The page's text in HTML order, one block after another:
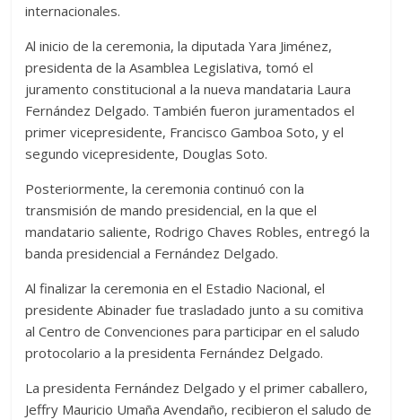
internacionales.
Al inicio de la ceremonia, la diputada Yara Jiménez,
presidenta de la Asamblea Legislativa, tomó el
juramento constitucional a la nueva mandataria Laura
Fernández Delgado. También fueron juramentados el
primer vicepresidente, Francisco Gamboa Soto, y el
segundo vicepresidente, Douglas Soto.
Posteriormente, la ceremonia continuó con la
transmisión de mando presidencial, en la que el
mandatario saliente, Rodrigo Chaves Robles, entregó la
banda presidencial a Fernández Delgado.
Al finalizar la ceremonia en el Estadio Nacional, el
presidente Abinader fue trasladado junto a su comitiva
al Centro de Convenciones para participar en el saludo
protocolario a la presidenta Fernández Delgado.
La presidenta Fernández Delgado y el primer caballero,
Jeffry Mauricio Umaña Avendaño, recibieron el saludo de